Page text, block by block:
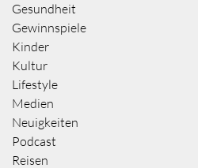
Gesundheit
Gewinnspiele
Kinder
Kultur
Lifestyle
Medien
Neuigkeiten
Podcast
Reisen